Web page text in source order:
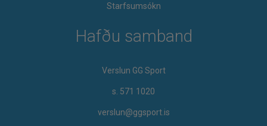
Starfsumsókn
Hafðu samband
Verslun GG Sport
s. 571 1020
verslun@ggsport.is